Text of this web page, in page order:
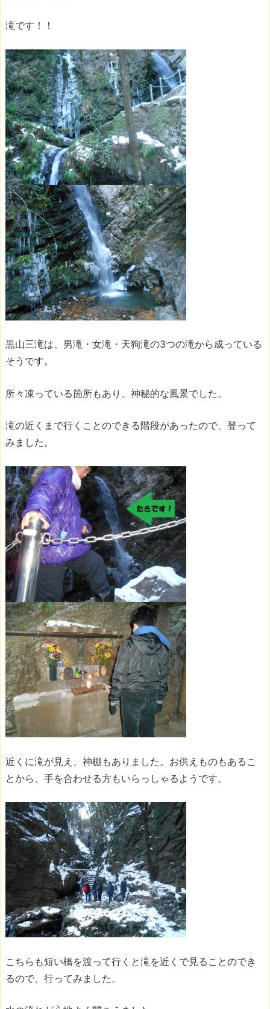
滝です！！
黒山三滝は、男滝・女滝・天狗滝の3つの滝から成っている
そうです。
所々凍っている箇所もあり、神秘的な風景でした。
滝の近くまで行くことのできる階段があったので、登って
みました。
近くに滝が見え、神棚もありました。お供えものもあるこ
とから、手を合わせる方もいらっしゃるようです。
こちらも短い橋を渡って行くと滝を近くで見ることのでき
るので、行ってみました。